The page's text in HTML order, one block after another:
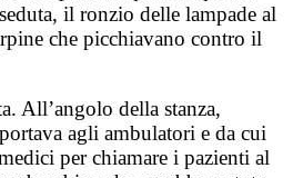
il ronzio delle lampade al
che picchiavano contro il
All’angolo della stanza,
agli ambulatori e da cui
per chiamare i pazienti al